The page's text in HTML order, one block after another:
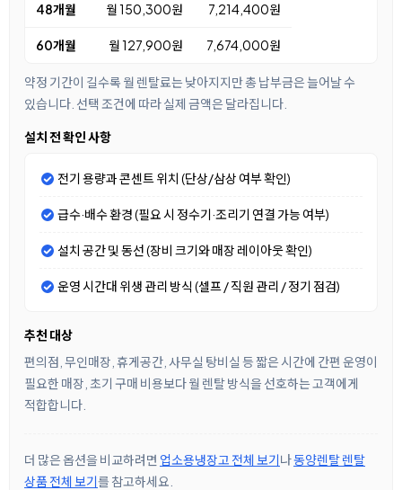
48개월 월 150,300원 7,214,400원
60개월 월 127,900원 7,674,000원
약정 기간이 길수록 월 렌탈료는 낮아지지만 총 납부금은 늘어날 수
있습니다. 선택 조건에 따라 실제 금액은 달라집니다.
설치 전 확인 사항
전기 용량과 콘센트 위치 (단상/삼상 여부 확인)
급수·배수 환경 (필요 시 정수기·조리기 연결 가능 여부)
설치 공간 및 동선 (장비 크기와 매장 레이아웃 확인)
운영 시간대 위생 관리 방식 (셀프 / 직원 관리 / 정기 점검)
추천 대상
편의점, 무인매장, 휴게공간, 사무실 탕비실 등 짧은 시간에 간편 운영이
필요한 매장, 초기 구매 비용보다 월 렌탈 방식을 선호하는 고객에게
적합합니다.
더 많은 옵션을 비교하려면 업소용냉장고 전체 보기나동양렌탈 렌탈
상품 전체 보기를 참고하세요.